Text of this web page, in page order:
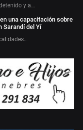
y a…
una capacitación sobre
Sarandí del Yí